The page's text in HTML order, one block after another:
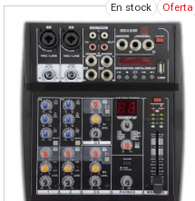
En stock Oferta